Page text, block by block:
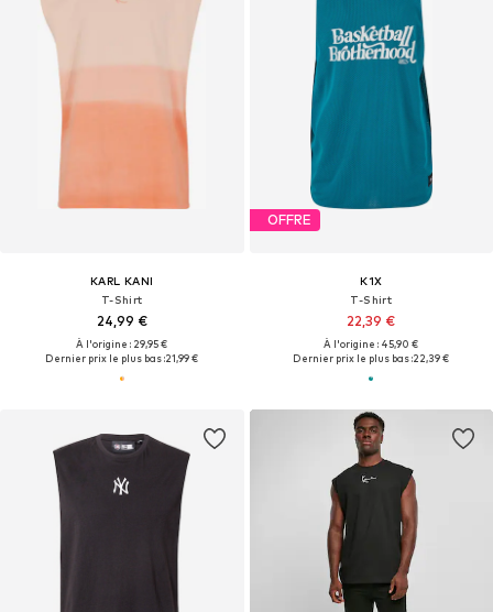
KARL KANI
T-Shirt
24,99 €
À l'origine : 29,95 €
Dernier prix le plus bas :21,99 €
OFFRE
K1X
T-Shirt
22,39 €
À l'origine : 45,90 €
Dernier prix le plus bas :22,39 €